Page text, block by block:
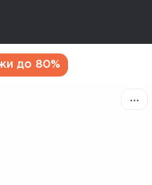
до 80%